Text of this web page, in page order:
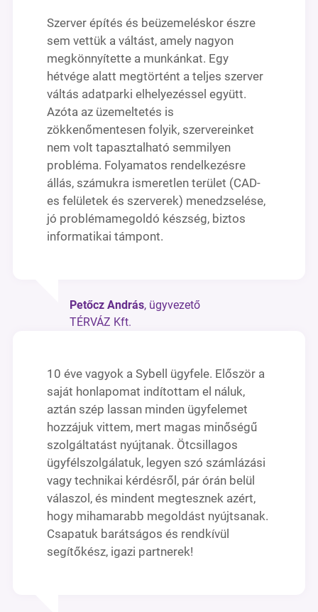
Szerver építés és beüzemeléskor észre
sem vettük a váltást, amely nagyon
megkönnyítette a munkánkat. Egy
hétvége alatt megtörtént a teljes szerver
váltás adatparki elhelyezéssel együtt.
Azóta az üzemeltetés is
zökkenőmentesen folyik, szervereinket
nem volt tapasztalható semmilyen
probléma. Folyamatos rendelkezésre
állás, számukra ismeretlen terület (CAD-
es felületek és szerverek) menedzselése,
jó problémamegoldó készség, biztos
informatikai támpont.
Petőcz András, ügyvezető
TÉRVÁZ Kft.
10 éve vagyok a Sybell ügyfele. Először a
saját honlapomat indítottam el náluk,
aztán szép lassan minden ügyfelemet
hozzájuk vittem, mert magas minőségű
szolgáltatást nyújtanak. Ötcsillagos
ügyfélszolgálatuk, legyen szó számlázási
vagy technikai kérdésről, pár órán belül
válaszol, és mindent megtesznek azért,
hogy mihamarabb megoldást nyújtsanak.
Csapatuk barátságos és rendkívül
segítőkész, igazi partnerek!